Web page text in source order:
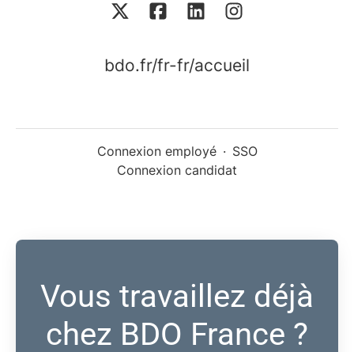
bdo.fr/fr-fr/accueil
Connexion employé · SSO
Connexion candidat
Vous travaillez déjà
chez BDO France ?